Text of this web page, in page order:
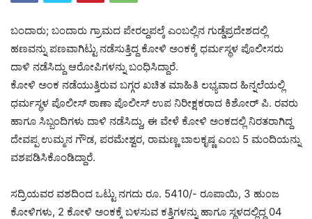
ಬಂದಾರು; ಬಂದಾರು ಗ್ರಾಮದ ಪೇರಲ್ದಪಲ್ಕೆ ಎಂಬಲ್ಲಿನ ಗುಡ್ಡೆಪ್ರದೇಶದಲ್ಲಿ
ಹಣವನ್ನು ಪಣವಾಗಿಟ್ಟು ನಡೆಸುತ್ತಿದ್ದ ಕೋಳಿ ಅಂಕಕ್ಕೆ ಧರ್ಮಸ್ಥಳ‌ ಪೊಲೀಸರು
ದಾಳಿ ನಡೆಸಿದ್ದು ಆರೋಪಿಗಳನ್ನು ಬಂಧಿಸಿದ್ದಾರೆ.
ಕೋಳಿ ಅಂಕ ನಡೆಯುತ್ತಿರುವ ಬಗ್ಗರ ಖಚಿತ ಮಾಹಿತಿ ಲಭ್ಯವಾದ ಹಿನ್ನಲೆಯಲ್ಲಿ
ಧರ್ಮಸ್ಥಳ ಪೊಲೀಸ್‌ ಠಾಣಾ ಪೊಲೀಸ್ ಉಪ ನಿರೀಕ್ಷಕರಾದ ಕಿಶೋರ್ ಪಿ. ರವರು
ಹಾಗೂ ಸಿಬ್ಬಂದಿಗಳು ದಾಳಿ ನಡೆಸಿದ್ದು, ಈ ವೇಳೆ ಕೋಳಿ ಅಂಕದಲ್ಲಿ ನಿರತರಾಗಿದ್ದ
ದೇವಪ್ಪ ಉಮ್ಮನ ಗೌಡ, ಪರಮೇಶ್ವರ, ರಾಮಣ್ಣ ಬಾಲಕೃಷ್ಣ ಎಂಬ 5 ಮಂದಿಯನ್ನು
ವಶಪಡಿಸಿಕೊಂಡಿದ್ದಾರೆ.
ಸದ್ರಿಯವರ ವಶದಿಂದ ಒಟ್ಟು ನಗದು ರೂ. 5410/- ರೂಪಾಯಿ, 3 ಹುಂಜ
ಕೋಳಿಗಳು, 2 ಕೋಳಿ ಅಂಕಕ್ಕೆ ಬಳಸುವ ಕತ್ತಿಗಳನ್ನು ಹಾಗೂ ಸ್ಥಳದಲ್ಲಿದ್ದ 04